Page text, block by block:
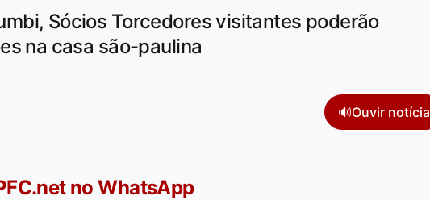
Sócios Torcedores visitantes poderão
na casa são-paulina
🔊Ouvir notícia
no WhatsApp